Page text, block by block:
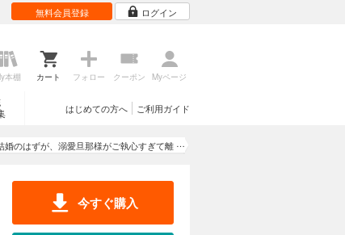
無料会員登録 ログイン
本棚 カート フォロー クーポン Myページ
ご利用ガイド
はじめての方へ
婚のはずが、溺愛旦那様がご執心すぎて離
今すぐ購入